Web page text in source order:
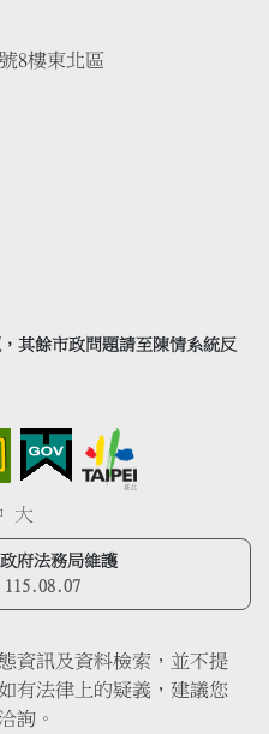
8樓東北區
其餘市政問題請至陳情系統反
大
府法務局維護
115.08.07
資訊及資料檢索，並不提
有法律上的疑義，建議您
詢。